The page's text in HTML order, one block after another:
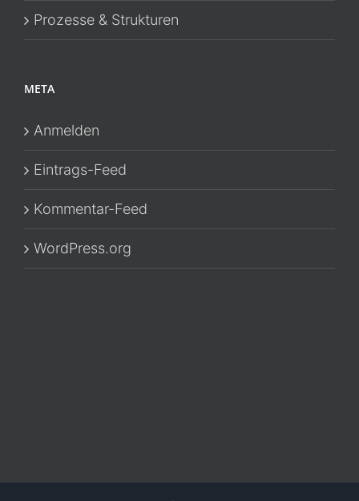
Prozesse & Strukturen
META
Anmelden
Eintrags-Feed
Kommentar-Feed
WordPress.org